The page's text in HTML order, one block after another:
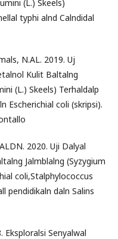
(L.) Skeels)
typhi alnd Calndidal
N.AL. 2019. Uj
Kulit Baltalng
(L.) Skeels) Terhaldalp
Escherichial coli (skripsi).
2020. Uji Dalyal
Jalmblalng (Syzygium
coli,Stalphylococcus
pendidikaln daln Salins
Eksploralsi Senyalwal